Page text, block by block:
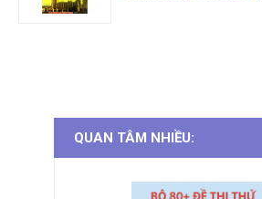
QUAN TÂM NHIỀU: